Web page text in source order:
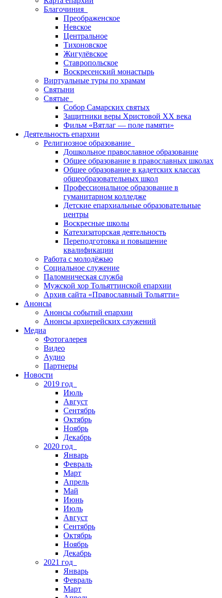
Благочиния
Преображенское
Невское
Центральное
Тихоновское
Жигулёвское
Ставропольское
Воскресенский монастырь
Виртуальные туры по храмам
Святыни
Святые
Собор Самарских святых
Защитники веры Христовой XX века
Фильм «Вятлаг — поле памяти»
Деятельность епархии
Религиозное образование
Дошкольное православное образование
Общее образование в православных школах
Общее образование в кадетских классах
общеобразовательных школ
Профессиональное образование в
гуманитарном колледже
Детские епархиальные образовательные
центры
Воскресные школы
Катехизаторская деятельность
Переподготовка и повышение
квалификации
Работа с молодёжью
Социальное служение
Паломническая служба
Мужской хор Тольяттинской епархии
Архив сайта «Православный Тольятти»
Анонсы
Анонсы событий епархии
Анонсы архиерейских служений
Медиа
Фотогалерея
Видео
Аудио
Партнеры
Новости
2019 год
Июль
Август
Сентябрь
Октябрь
Ноябрь
Декабрь
2020 год
Январь
Февраль
Март
Апрель
Май
Июнь
Июль
Август
Сентябрь
Октябрь
Ноябрь
Декабрь
2021 год
Январь
Февраль
Март